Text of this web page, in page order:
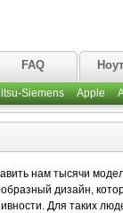
FAQ
Siemens Apple
нам тысячи
дизайн,
Для таких